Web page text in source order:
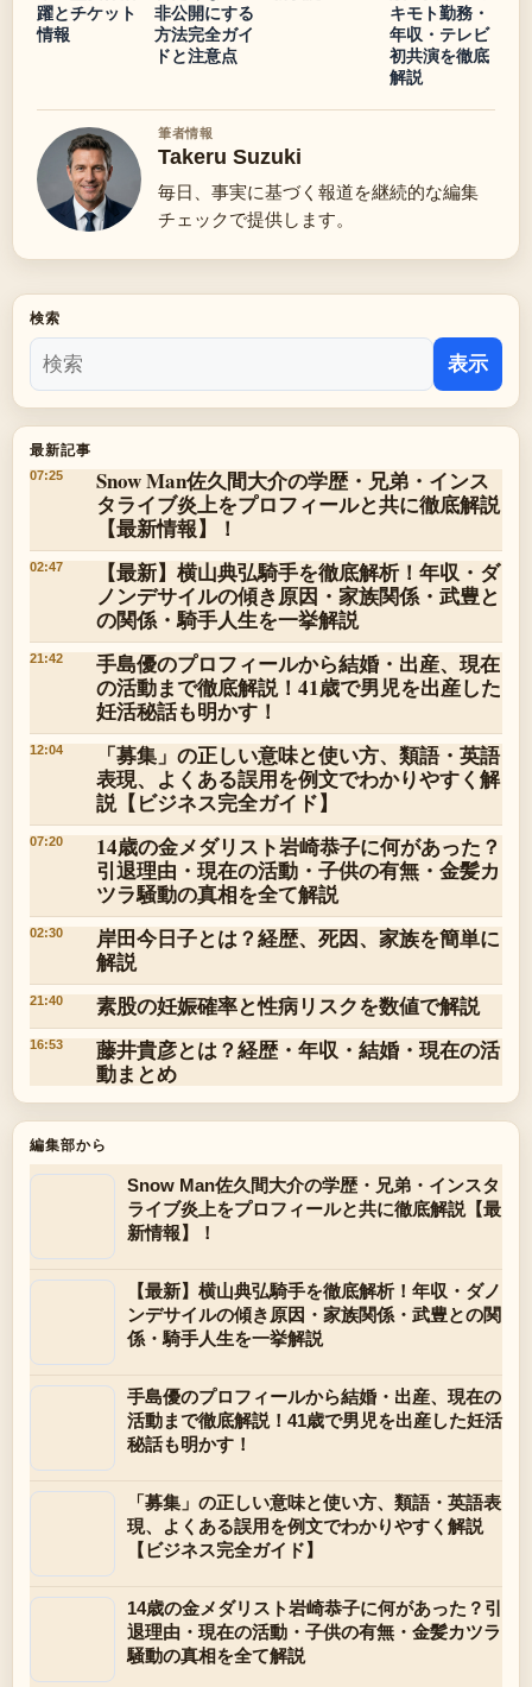
躍とチケット
情報
非公開にする
方法完全ガイ
ドと注意点
キモト勤務・
年収・テレビ
初共演を徹底
解説
筆者情報
Takeru Suzuki
毎日、事実に基づく報道を継続的な編集
チェックで提供します。
検索
表示
最新記事
07:25
Snow Man佐久間大介の学歴・兄弟・インス
タライブ炎上をプロフィールと共に徹底解説
【最新情報】！
02:47
【最新】横山典弘騎手を徹底解析！年収・ダ
ノンデサイルの傾き原因・家族関係・武豊と
の関係・騎手人生を一挙解説
21:42
手島優のプロフィールから結婚・出産、現在
の活動まで徹底解説！41歳で男児を出産した
妊活秘話も明かす！
12:04
「募集」の正しい意味と使い方、類語・英語
表現、よくある誤用を例文でわかりやすく解
説【ビジネス完全ガイド】
07:20
14歳の金メダリスト岩崎恭子に何があった？
引退理由・現在の活動・子供の有無・金髪カ
ツラ騒動の真相を全て解説
02:30
岸田今日子とは？経歴、死因、家族を簡単に
解説
21:40 素股の妊娠確率と性病リスクを数値で解説
16:53
藤井貴彦とは？経歴・年収・結婚・現在の活
動まとめ
編集部から
Snow Man佐久間大介の学歴・兄弟・インスタ
ライブ炎上をプロフィールと共に徹底解説【最
新情報】！
【最新】横山典弘騎手を徹底解析！年収・ダノ
ンデサイルの傾き原因・家族関係・武豊との関
係・騎手人生を一挙解説
手島優のプロフィールから結婚・出産、現在の
活動まで徹底解説！41歳で男児を出産した妊活
秘話も明かす！
「募集」の正しい意味と使い方、類語・英語表
現、よくある誤用を例文でわかりやすく解説
【ビジネス完全ガイド】
14歳の金メダリスト岩崎恭子に何があった？引
退理由・現在の活動・子供の有無・金髪カツラ
騒動の真相を全て解説